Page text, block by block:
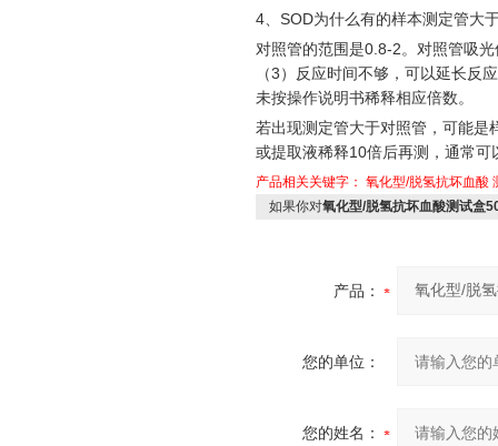
4、SOD为什么有的样本测定管大
对照管的范围是0.8-2。对照管吸
（3）反应时间不够，可以延长反
未按操作说明书稀释相应倍数。
若出现测定管大于对照管，可能是
或提取液稀释10倍后再测，通常可
产品相关关键字： 氧化型/脱氢抗坏血酸
如果你对氧化型/脱氢抗坏血酸测试盒
产品：
您的单位：
您的姓名：